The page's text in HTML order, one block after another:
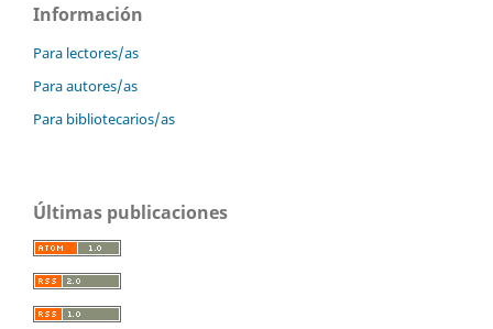
Información
Para lectores/as
Para autores/as
Para bibliotecarios/as
Últimas publicaciones